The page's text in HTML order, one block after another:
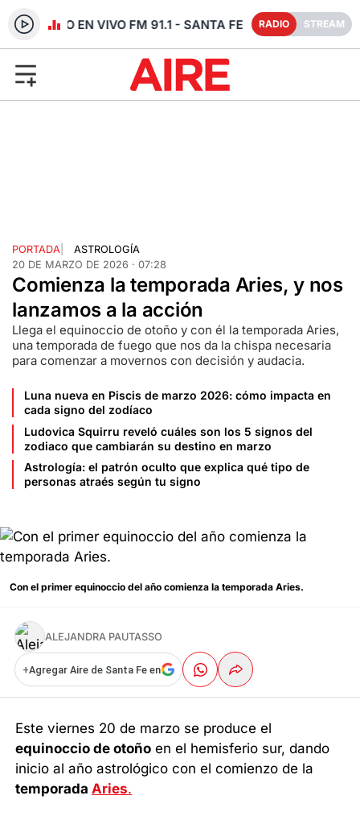
RADIO EN VIVO FM 91.1 - SANTA FE RADIO STREAM
PORTADA
ASTROLOGÍA
20 DE MARZO DE 2026 · 07:28
Comienza la temporada Aries, y nos
lanzamos a la acción
Llega el equinoccio de otoño y con él la temporada Aries,
una temporada de fuego que nos da la chispa necesaria
para comenzar a movernos con decisión y audacia.
Luna nueva en Piscis de marzo 2026: cómo impacta en
cada signo del zodíaco
Ludovica Squirru reveló cuáles son los 5 signos del
zodiaco que cambiarán su destino en marzo
Astrología: el patrón oculto que explica qué tipo de
personas atraés según tu signo
Con el primer equinoccio del año comienza la temporada Aries.
ALEJANDRA PAUTASSO
+Agregar Aire de Santa Fe en
Este viernes 20 de marzo se produce el
equinoccio de otoño en el hemisferio sur, dando
inicio al año astrológico con el comienzo de la
temporada Aries.